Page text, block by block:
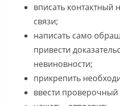
вписать контактный
связи;
написать само
привести
невиновности;
прикрепить
ввести проверочный